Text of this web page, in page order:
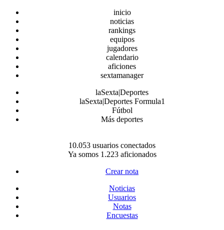
inicio
noticias
rankings
equipos
jugadores
calendario
aficiones
sextamanager
laSexta|Deportes
laSexta|Deportes Formula1
Fútbol
Más deportes
10.053 usuarios conectados
Ya somos 1.223 aficionados
Crear nota
Noticias
Usuarios
Notas
Encuestas